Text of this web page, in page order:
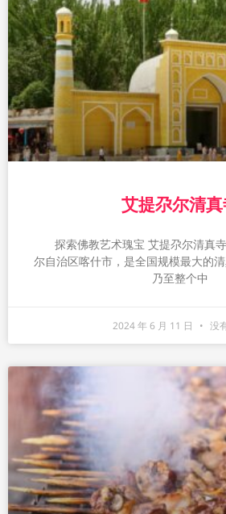
艾提尕尔清
探索佛教艺术瑰宝 艾提尕尔清真
尔自治区喀什市，是全国规模最大的
乃至整个中
2024 年 6 月 11 日 没